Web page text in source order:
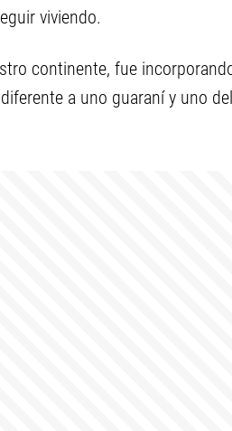
viviendo.
continente, fue
a uno guaraní y uno del